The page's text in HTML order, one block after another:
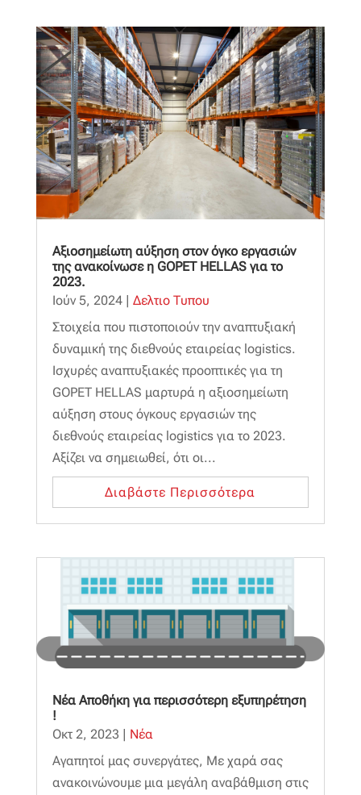
Αξιοσημείωτη αύξηση στον όγκο εργασιών
της ανακοίνωσε η GOPET HELLAS για το
2023.
Ιούν 5, 2024| Δελτιο Τυπου
Στοιχεία που πιστοποιούν την αναπτυξιακή
δυναμική της διεθνούς εταιρείας logistics.
Ισχυρές αναπτυξιακές προοπτικές για τη
GOPET HELLAS μαρτυρά η αξιοσημείωτη
αύξηση στους όγκους εργασιών της
διεθνούς εταιρείας logistics για το 2023.
Αξίζει να σημειωθεί, ότι οι...
Διαβάστε Περισσότερα
Νέα Αποθήκη για περισσότερη εξυπηρέτηση
!
Οκτ 2, 2023 | Νέα
Αγαπητοί μας συνεργάτες, Με χαρά σας
ανακοινώνουμε μια μεγάλη αναβάθμιση στις